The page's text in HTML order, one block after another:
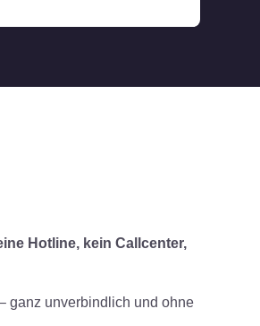
Hotline, kein Callcenter,
ganz unverbindlich und ohne